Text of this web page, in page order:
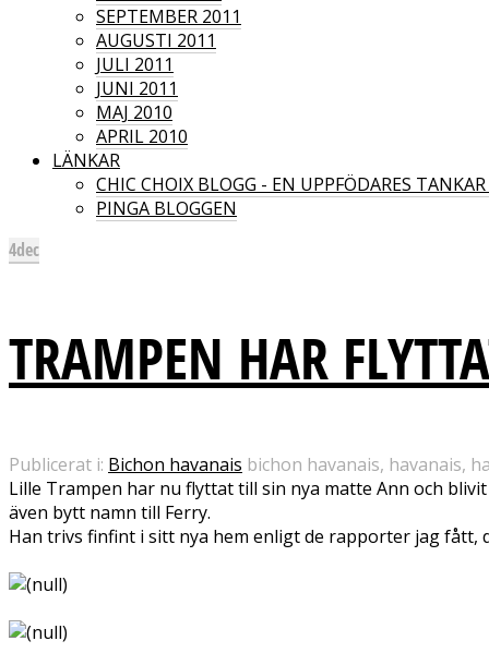
SEPTEMBER 2011
AUGUSTI 2011
JULI 2011
JUNI 2011
MAJ 2010
APRIL 2010
LÄNKAR
CHIC CHOIX BLOGG - EN UPPFÖDARES
PINGA BLOGGEN
4dec
TRAMPEN HAR
Publicerat i: Bichon havanais bichon havanais, havanais,
Lille Trampen har nu flyttat till sin nya matte Ann och
även bytt namn till Ferry.
Han trivs finfint i sitt nya hem enligt de rapporter jag